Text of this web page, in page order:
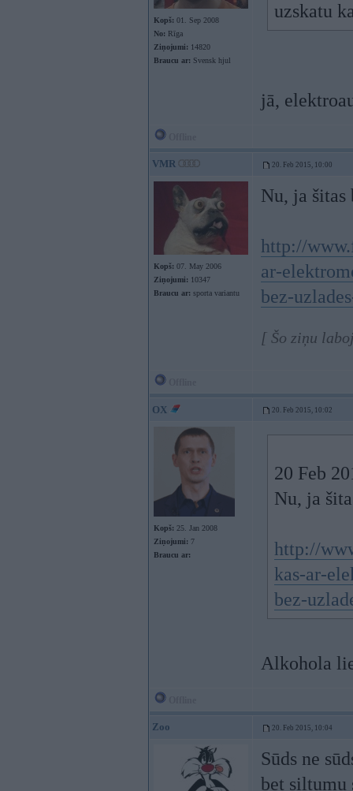
Kopš: 01. Sep 2008
No: Rīga
Ziņojumi: 14820
Braucu ar: Svensk hjul
uzskatu
jā,
VMR 20. Feb 2015, 10:00
Kopš: 07. May 2006
Ziņojumi: 10347
Braucu ar: sporta variantu
Nu, ja šitas
http://
ar-
bez-
[ Šo ziņu
OX 20. Feb 2015, 10:02
Kopš: 25. Jan 2008
Ziņojumi: 7
Braucu ar:
20 Feb
Nu, ja
http://
kas-ar-
bez-
Alkohola
Zoo 20. Feb 2015, 10:04
Sūds ne
bet siltumu